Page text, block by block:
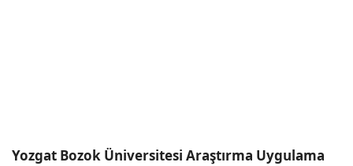
Yozgat Bozok Üniversitesi Araştırma Uygulama